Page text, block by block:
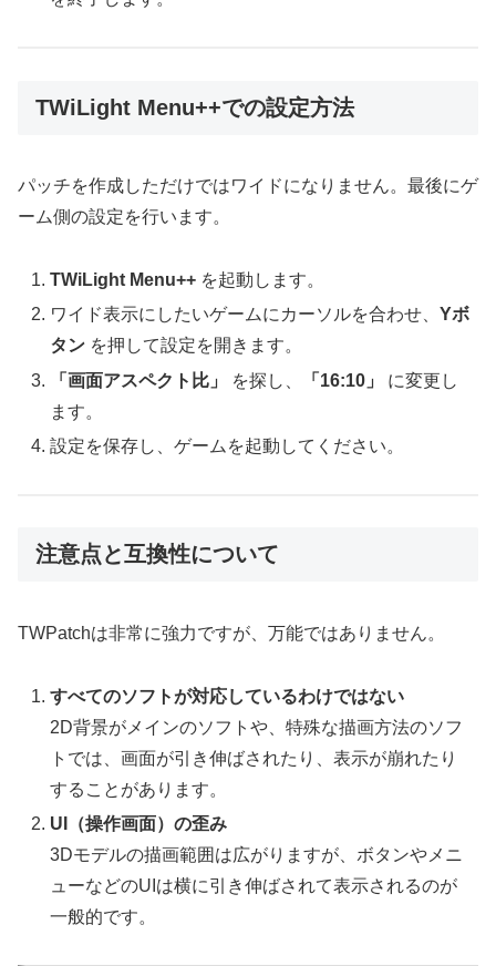
TWiLight Menu++での設定方法
パッチを作成しただけではワイドになりません。最後にゲ
ーム側の設定を行います。
TWiLight Menu++ を起動します。
ワイド表示にしたいゲームにカーソルを合わせ、Yボ
タン を押して設定を開きます。
「画面アスペクト比」
を探し、 「16:10」
に変更し
ます。
設定を保存し、ゲームを起動してください。
注意点と互換性について
TWPatchは非常に強力ですが、万能ではありません。
すべてのソフトが対応しているわけではない
2D背景がメインのソフトや、特殊な描画方法のソフ
トでは、画面が引き伸ばされたり、表示が崩れたり
することがあります。
UI（操作画面）の歪み
3Dモデルの描画範囲は広がりますが、ボタンやメニ
ューなどのUIは横に引き伸ばされて表示されるのが
一般的です。